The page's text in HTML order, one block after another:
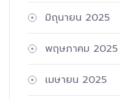
มิถุนายน 2025
พฤษภาคม 2025
เมษายน 2025